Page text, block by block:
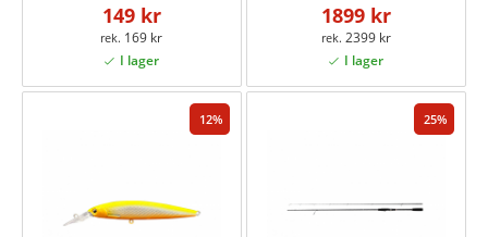
149 kr
169 kr
1899 kr
2399 kr
12 25